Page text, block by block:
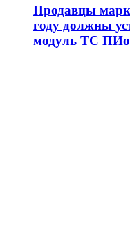
Продавцы
году должны
модуль ТС